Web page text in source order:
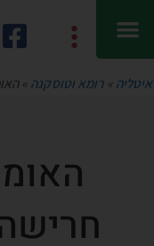
איטליה »רומא וטוסקנה »